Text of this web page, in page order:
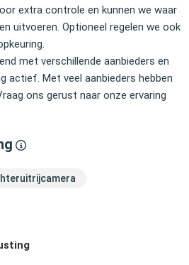
extra controle en kunnen we waar
uitvoeren. Optioneel regelen we ook
met verschillende aanbieders en
actief. Met veel aanbieders hebben
ons gerust naar onze ervaring